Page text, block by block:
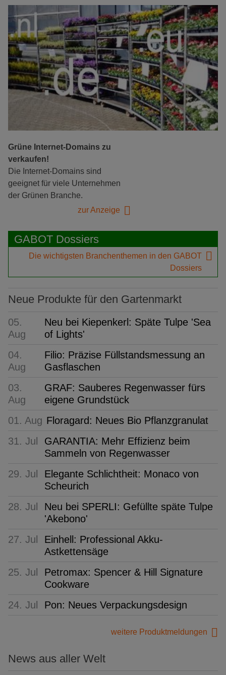
Grüne Internet-Domains zu
verkaufen!
Die Internet-Domains sind
geeignet für viele Unternehmen
der Grünen Branche.
zur Anzeige
GABOT Dossiers
Die wichtigsten Branchenthemen in den GABOT
Dossiers
Neue Produkte für den Gartenmarkt
05.
Aug
Neu bei Kiepenkerl: Späte Tulpe 'Sea
of Lights'
04.
Aug
Filio: Präzise Füllstandsmessung an
Gasflaschen
03.
Aug
GRAF: Sauberes Regenwasser fürs
eigene Grundstück
01. Aug Floragard: Neues Bio Pflanzgranulat
31. Jul
GARANTIA: Mehr Effizienz beim
Sammeln von Regenwasser
29. Jul
Elegante Schlichtheit: Monaco von
Scheurich
28. Jul
Neu bei SPERLI: Gefüllte späte Tulpe
'Akebono'
27. Jul
Einhell: Professional Akku-
Astkettensäge
25. Jul
Petromax: Spencer & Hill Signature
Cookware
24. Jul
Pon: Neues Verpackungsdesign
weitere Produktmeldungen
News aus aller Welt